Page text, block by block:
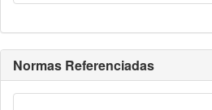
Normas Referenciadas